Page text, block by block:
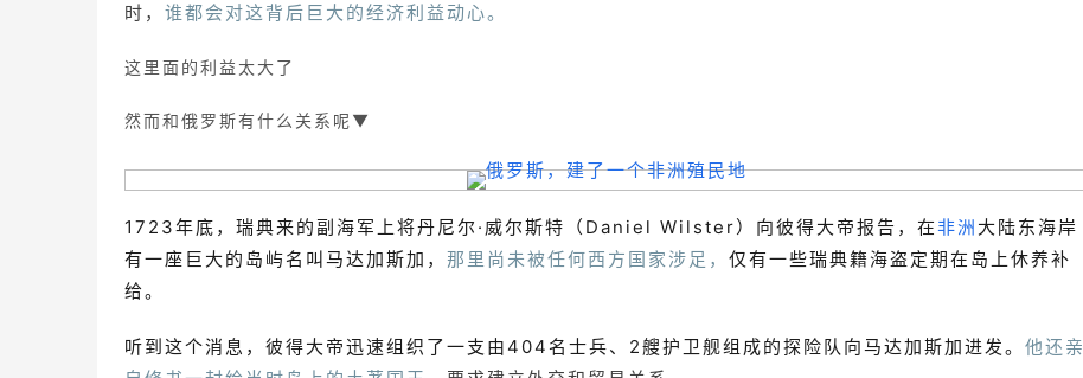
时， 谁都会对这背后巨大的经济利益动心。
这里面的利益太大了
然而和俄罗斯有什么关系呢 ▼
1723年底，瑞典来的副海军上将丹尼尔·威尔斯特（Daniel Wilster）向彼得大帝报告，在非洲 大陆东海岸
有一座巨大的岛屿名叫马达加斯加， 那里尚未被任何西方国家涉足， 仅有一些瑞典籍海盗定期在岛上休养补
给。
听到这个消息，彼得大帝迅速组织了一支由404名士兵、2艘护卫舰组成的探险队向马达加斯加进发。 他还亲